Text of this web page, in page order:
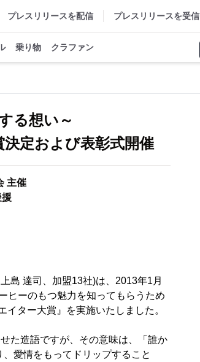
プレスリリースを配信 プレスリリースを受信
乗り物 クラファン
る想い～
決定および表彰式開催
主催
援
島 達司、加盟13社)は、2013年1月
ヒーのもつ魅力を知ってもらうため
ター大賞』を実施いたしました。
た造語ですが、その意味は、「誰か
愛情をもってドリップすること